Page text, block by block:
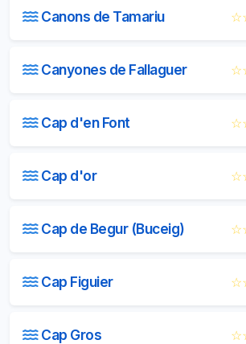
Canons de Tamariu ☆
Canyones de Fallaguer ☆
Cap d'en Font ☆
Cap d'or ☆
Cap de Begur (Buceig) ☆
Cap Figuier ☆
Cap Gros ☆